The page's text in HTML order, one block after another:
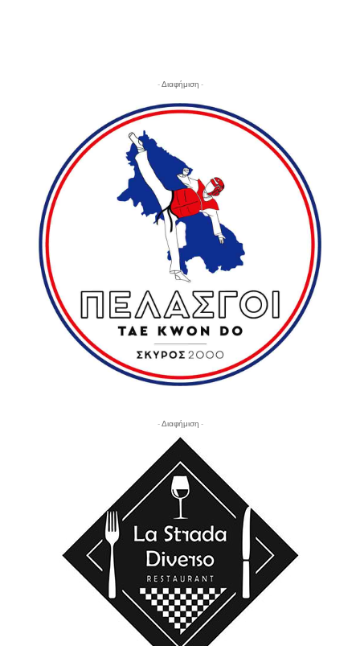
- Διαφήμιση -
- Διαφήμιση -